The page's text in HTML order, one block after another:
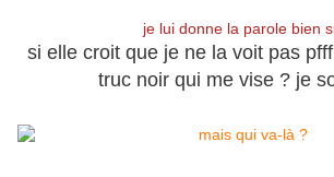
je lui donne la parole bien
si elle croit que je ne la voit pas
truc noir qui me vise ? je